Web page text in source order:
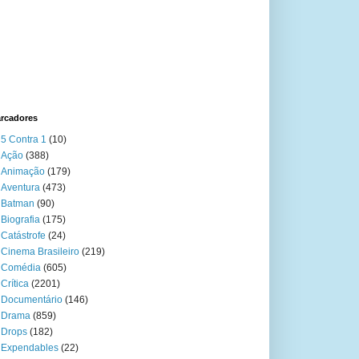
5 Contra 1 (10)
Ação (388)
Animação (179)
Aventura (473)
Batman (90)
Biografia (175)
Catástrofe (24)
Cinema Brasileiro (219)
Comédia (605)
Crítica (2201)
Documentário (146)
Drama (859)
Drops (182)
Expendables (22)